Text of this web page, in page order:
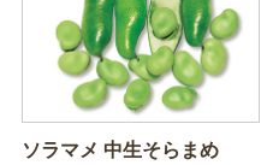
ソラマメ 中生そらまめ